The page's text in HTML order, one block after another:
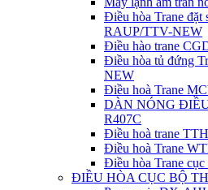
Điều hòa Trane đặt
RAUP/TTV-NEW
Điều hào trane
Điều hòa tủ đứng
NEW
Điều hoà Trane
DÀN NÓNG
R407C
Điều hoà trane
Điều hoà Trane
Điều hòa Trane cục
ĐIỀU HÒA CỤC BỘ